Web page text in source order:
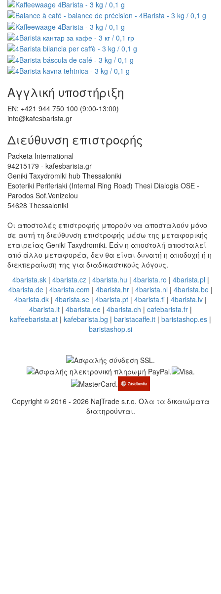
Αγγλική υποστήριξη
EN: +421 944 750 100 (9:00-13:00)
info@kafesbarista.gr
Διεύθυνση επιστροφής
Packeta International
94215179 - kafesbarista.gr
Geniki Taxydromiki hub Thessaloniki
Esoteriki Periferiaki (Internal Ring Road) Thesi Dialogis OSE -
Parodos Sof.Venizelou
54628 Thessaloniki
Οι αποστολές επιστροφής μπορούν να αποσταλούν μόνο
σε αυτή τη διεύθυνση επιστροφής μέσω της μεταφορικής
εταιρείας Geniki Taxydromiki. Εάν η αποστολή αποσταλεί
από άλλο μεταφορέα, δεν θα είναι δυνατή η αποδοχή ή η
διεκπεραίωση της για διαδικαστικούς λόγους.
4barista.sk| 4barista.cz| 4barista.hu | 4barista.ro | 4barista.pl |
4barista.de | 4barista.com | 4barista.hr | 4barista.nl | 4barista.be |
4barista.dk | 4barista.se | 4barista.pt | 4barista.fi | 4barista.lv |
4barista.lt | 4barista.ee | 4barista.ch | cafebarista.fr |
kaffeebarista.at | kafebarista.bg | baristacaffe.it | baristashop.es |
baristashop.si
Copyright © 2016 - 2026 NajTrade s.r.o. Ολα τα δικαιώματα
διατηρούνται.